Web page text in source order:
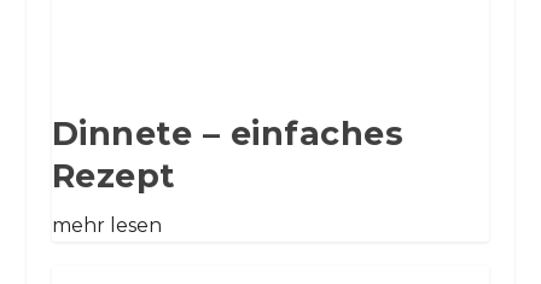
Dinnete – einfaches
Rezept
mehr lesen